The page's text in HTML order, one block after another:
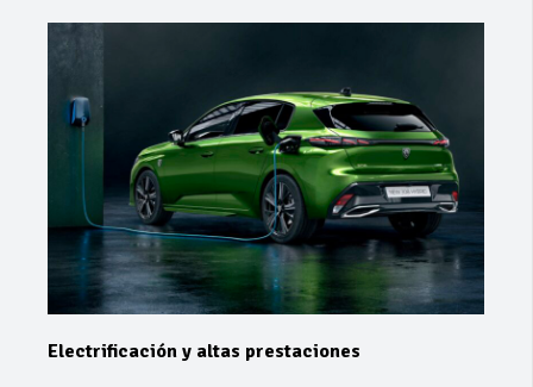
Electrificación y altas prestaciones